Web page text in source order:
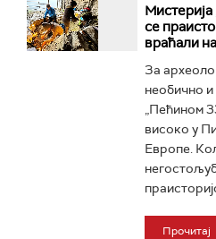
се
враћали
За
необично
„Пећином
високо у
Европе.
Прочитај